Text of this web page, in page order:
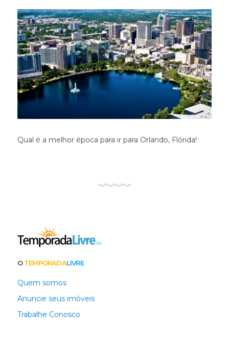
Qual é a melhor época para ir para Orlando, Flórida!
OTEMPORADALIVRE
Quem somos
Anuncie seus imóveis
Trabalhe Conosco